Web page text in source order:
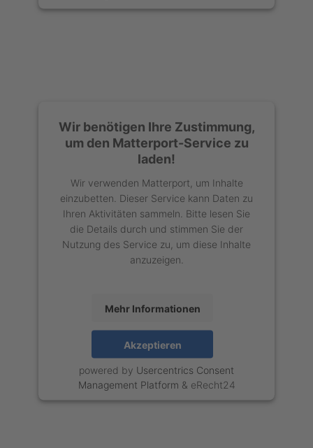
Wir benötigen Ihre Zustimmung,
um den Matterport-Service zu
laden!
Wir verwenden Matterport, um Inhalte
einzubetten. Dieser Service kann Daten zu
Ihren Aktivitäten sammeln. Bitte lesen Sie
die Details durch und stimmen Sie der
Nutzung des Service zu, um diese Inhalte
anzuzeigen.
Mehr Informationen
Akzeptieren
powered by Usercentrics Consent
Management Platform & eRecht24